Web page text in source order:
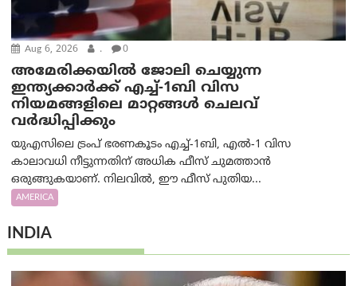
Aug 6, 2026 . 0
അമേരിക്കയില്‍ ജോലി ചെയ്യുന്ന
ഇന്ത്യക്കാർക്ക് എച്ച്-1ബി വിസ
നിയമങ്ങളിലെ മാറ്റങ്ങൾ ചെലവ്
വർദ്ധിപ്പിക്കും
യുഎസിലെ ട്രംപ് ഭരണകൂടം എച്ച്-1ബി, എൽ-1 വിസ
കാലാവധി നീട്ടുന്നതിന് അധിക ഫീസ് ചുമത്താൻ
ഒരുങ്ങുകയാണ്. നിലവിൽ, ഈ ഫീസ് പുതിയ...
AMERICA
INDIA